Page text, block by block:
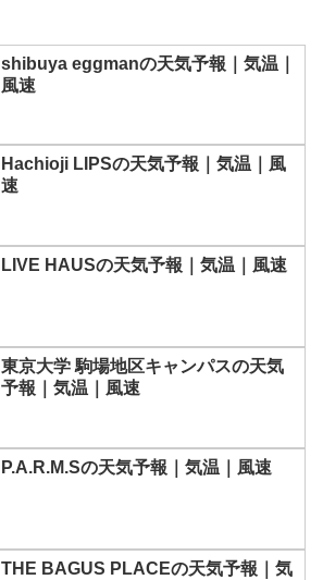
shibuya eggmanの天気予報｜気温｜
風速
Hachioji LIPSの天気予報｜気温｜風
速
LIVE HAUSの天気予報｜気温｜風速
東京大学 駒場地区キャンパスの天気
予報｜気温｜風速
P.A.R.M.Sの天気予報｜気温｜風速
THE BAGUS PLACEの天気予報｜気